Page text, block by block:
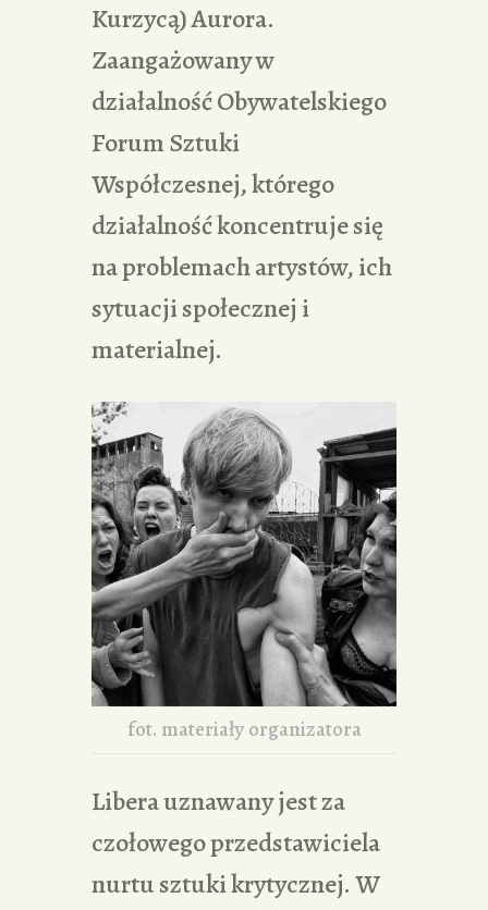
Kurzycą) Aurora.
Zaangażowany w
działalność Obywatelskiego
Forum Sztuki
Współczesnej, którego
działalność koncentruje się
na problemach artystów, ich
sytuacji społecznej i
materialnej.
fot. materiały organizatora
Libera uznawany jest za
czołowego przedstawiciela
nurtu sztuki krytycznej. W